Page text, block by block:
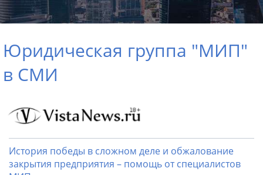
Юридическая группа "МИП"
в СМИ
История победы в сложном деле и обжалование
закрытия предприятия – помощь от специалистов